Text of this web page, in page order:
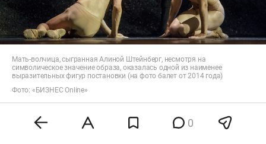
Мать-волчица, сыгранная Алиной Штейнберг, несмотря на
символическое значение образа, оказалась одной из наименее
выразительных фигур постановки (на фото балет от 2014 года)
Фото: «БИЗНЕС Online»
Схематичная Мать-волчица
0